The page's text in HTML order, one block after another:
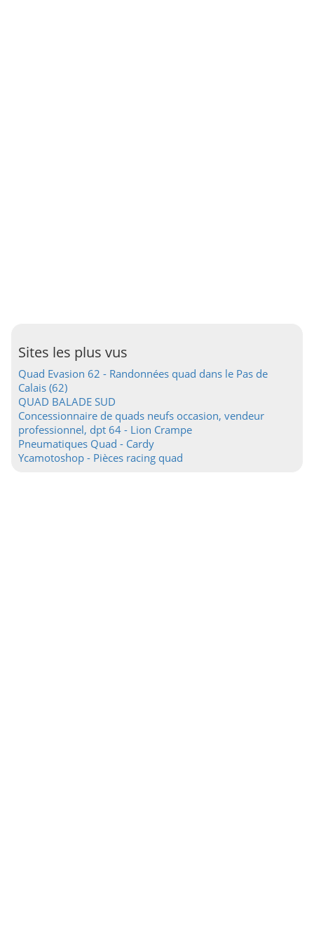
Sites les plus vus
Quad Evasion 62 - Randonnées quad dans le Pas de
Calais (62)
QUAD BALADE SUD
Concessionnaire de quads neufs occasion, vendeur
professionnel, dpt 64 - Lion Crampe
Pneumatiques Quad - Cardy
Ycamotoshop - Pièces racing quad